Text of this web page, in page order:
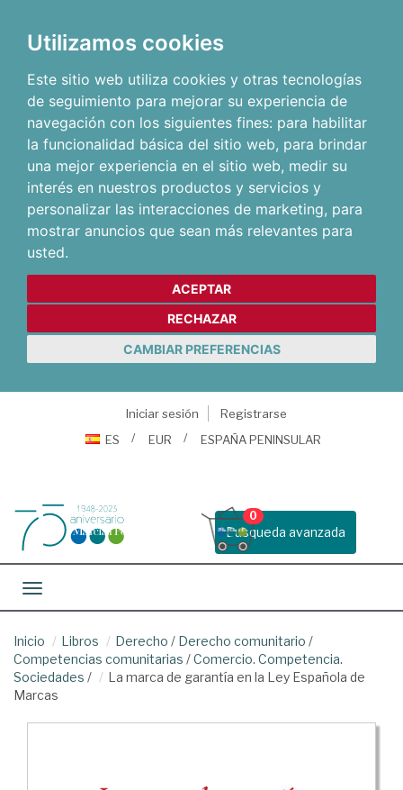
Utilizamos cookies
Este sitio web utiliza cookies y otras tecnologías
de seguimiento para mejorar su experiencia de
navegación con los siguientes fines: para habilitar
la funcionalidad básica del sitio web, para brindar
una mejor experiencia en el sitio web, medir su
interés en nuestros productos y servicios y
personalizar las interacciones de marketing, para
mostrar anuncios que sean más relevantes para
usted.
ACEPTAR
RECHAZAR
CAMBIAR PREFERENCIAS
Iniciar sesión
Registrarse
ES
EUR ESPAÑA PENINSULAR
Busqueda avanzada
0
Toggle navigation
Inicio Libros Derecho / Derecho comunitario /
Competencias comunitarias /Comercio. Competencia.
Sociedades /
La marca de garantía en la Ley Española de
Marcas